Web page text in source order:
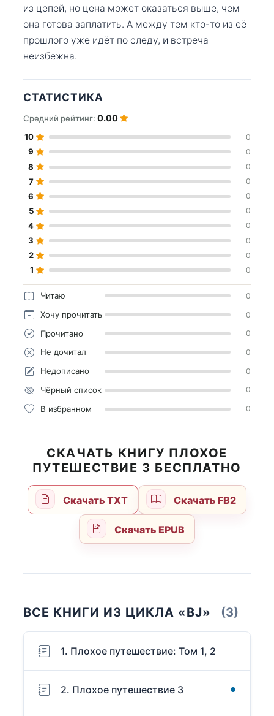
из цепей, но цена может оказаться выше, чем
она готова заплатить. А между тем кто-то из её
прошлого уже идёт по следу, и встреча
неизбежна.
СТАТИСТИКА
Средний рейтинг: 0.00
10 0
9 0
8 0
7 0
6 0
5 0
4 0
3 0
2 0
1 0
Читаю 0
Хочу прочитать 0
Прочитано 0
Не дочитал 0
Недописано 0
Чёрный список 0
В избранном 0
СКАЧАТЬ КНИГУ ПЛОХОЕ
ПУТЕШЕСТВИЕ 3 БЕСПЛАТНО
Скачать TXT Скачать FB2
Скачать EPUB
ВСЕ КНИГИ ИЗ ЦИКЛА «BJ» (3)
1. Плохое путешествие: Том 1, 2
2. Плохое путешествие 3